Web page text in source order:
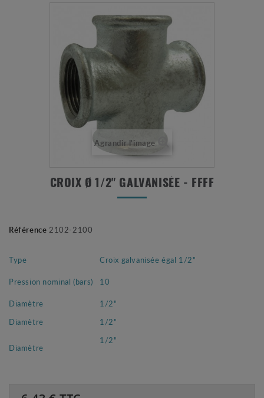
Agrandir l'image
CROIX Ø 1/2" GALVANISÉE - FFFF
Référence 2102-2100
Type
Croix galvanisée égal 1/2"
Pression nominal (bars)
10
Diamètre
1/2"
Diamètre
1/2"
Diamètre
1/2"